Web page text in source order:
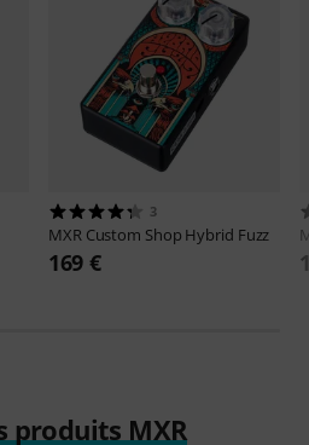
3
MXR Custom Shop Hybrid Fuzz
169 €
produits MXR